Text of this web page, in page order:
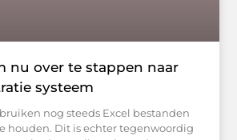
nu over te stappen naar
systeem
nog steeds Excel bestanden
houden. Dit is echter tegenwoordig